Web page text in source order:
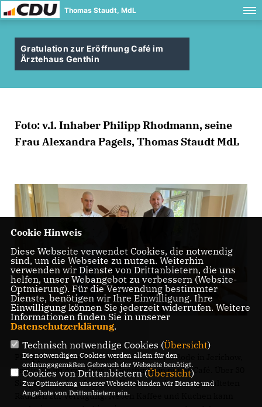
Thomas Staudt, MdL
Gratulation zur Eröffnung Café im
Ärztehaus Genthin
Foto: v.l. Inhaber Philipp Rhodmann, seine
Frau Alexandra Pagels, Thomas Staudt MdL
Philipp Rhodmann, Inhaber der Bäckerei Rode in Jerichow,
eröffnete im Ärztehaus in Genthin sein neues Café. Über 30
Sitzplätze stehen für seine Kunden in den neu gestalteten
Räumen zur Verfügung. Neben Kaffee und Kuchen kann
Cookie Hinweis
Diese Webseite verwendet Cookies, die notwendig
sind, um die Webseite zu nutzen. Weiterhin
verwenden wir Dienste von Drittanbietern, die uns
helfen, unser Webangebot zu verbessern (Website-
Optmierung). Für die Verwendung bestimmter
Dienste, benötigen wir Ihre Einwilligung. Ihre
Einwilligung können Sie jederzeit widerrufen. Weitere
Informationen finden Sie in unserer
Datenschutzerklärung.
Technisch notwendige Cookies (Übersicht)
Die notwendigen Cookies werden allein für den
ordnungsgemäßen Gebrauch der Webseite benötigt.
Cookies von Drittanbietern (Übersicht)
Zur Optimierung unserer Webseite binden wir Dienste und
Angebote von Drittanbietern ein.